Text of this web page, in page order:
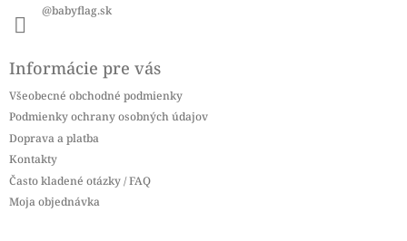
@babyflag.sk
Informácie pre vás
Všeobecné obchodné podmienky
Podmienky ochrany osobných údajov
Doprava a platba
Kontakty
Často kladené otázky / FAQ
Moja objednávka